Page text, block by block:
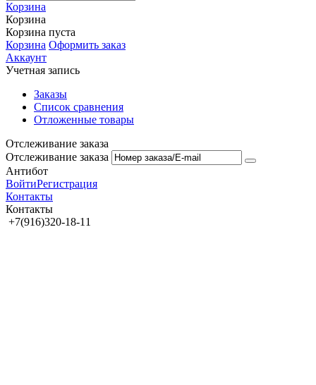
Корзина
Корзина
Корзина пуста
Корзина Оформить заказ
Аккаунт
Учетная запись
Заказы
Список сравнения
Отложенные товары
Отслеживание заказа
Отслеживание заказа
Антибот
ВойтиРегистрация
Контакты
Контакты
+7(916)320-18-11